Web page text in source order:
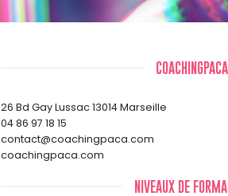
COACHINGPACA
26 Bd Gay Lussac 13014 Marseille
04 86 97 18 15
contact@coachingpaca.com
coachingpaca.com
NIVEAUX DE